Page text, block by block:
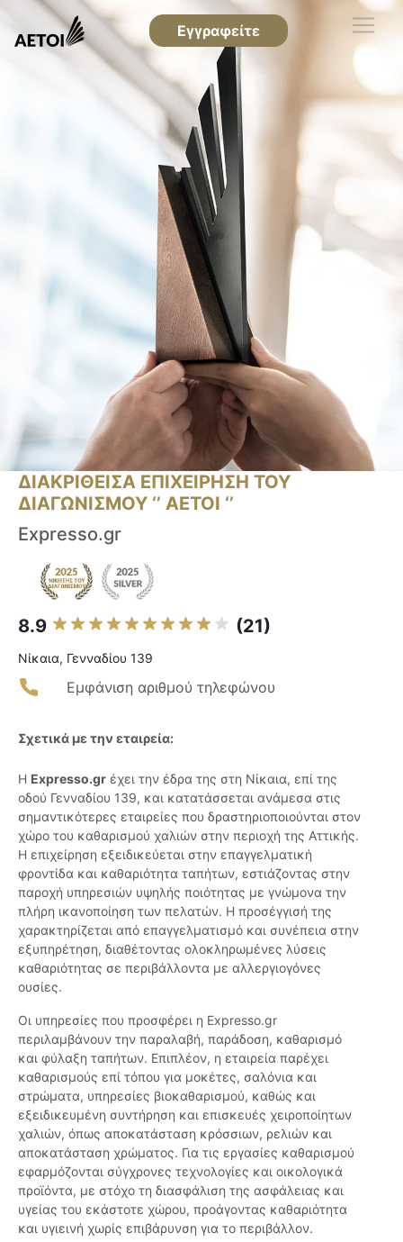
Εγγραφείτε
ΔΙΑΚΡΙΘΕΙΣΑ ΕΠΙΧΕΙΡΗΣΗ ΤΟΥ
ΔΙΑΓΩΝΙΣΜΟΥ ‘’ ΑΕΤΟΙ ‘’
Εxpresso.gr
8.9 (21)
Νίκαια, Γενναδίου 139
Εμφάνιση αριθμού τηλεφώνου
Σχετικά με την εταιρεία:
Η Expresso.gr έχει την έδρα της στη Νίκαια, επί της
οδού Γενναδίου 139, και κατατάσσεται ανάμεσα στις
σημαντικότερες εταιρείες που δραστηριοποιούνται στον
χώρο του καθαρισμού χαλιών στην περιοχή της Αττικής.
Η επιχείρηση εξειδικεύεται στην επαγγελματική
φροντίδα και καθαριότητα ταπήτων, εστιάζοντας στην
παροχή υπηρεσιών υψηλής ποιότητας με γνώμονα την
πλήρη ικανοποίηση των πελατών. Η προσέγγισή της
χαρακτηρίζεται από επαγγελματισμό και συνέπεια στην
εξυπηρέτηση, διαθέτοντας ολοκληρωμένες λύσεις
καθαριότητας σε περιβάλλοντα με αλλεργιογόνες
ουσίες.
Οι υπηρεσίες που προσφέρει η Expresso.gr
περιλαμβάνουν την παραλαβή, παράδοση, καθαρισμό
και φύλαξη ταπήτων. Επιπλέον, η εταιρεία παρέχει
καθαρισμούς επί τόπου για μοκέτες, σαλόνια και
στρώματα, υπηρεσίες βιοκαθαρισμού, καθώς και
εξειδικευμένη συντήρηση και επισκευές χειροποίητων
χαλιών, όπως αποκατάσταση κρόσσιων, ρελιών και
αποκατάσταση χρώματος. Για τις εργασίες καθαρισμού
εφαρμόζονται σύγχρονες τεχνολογίες και οικολογικά
προϊόντα, με στόχο τη διασφάλιση της ασφάλειας και
υγείας του εκάστοτε χώρου, προάγοντας καθαριότητα
και υγιεινή χωρίς επιβάρυνση για το περιβάλλον.